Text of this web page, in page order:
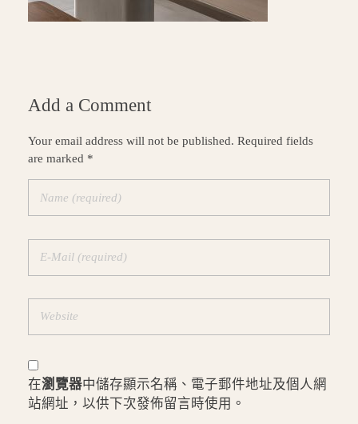
Add a Comment
Your email address will not be published. Required fields
are marked *
在瀏覽器中儲存顯示名稱、電子郵件地址及個人網
站網址，以供下次發佈留言時使用。